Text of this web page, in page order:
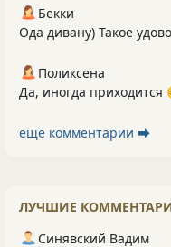
Бекки
Ода дивану) Такое
Поликсена
Да, иногда приходится
ещё комментарии ⮕
ЛУЧШИЕ
Синявский Вадим